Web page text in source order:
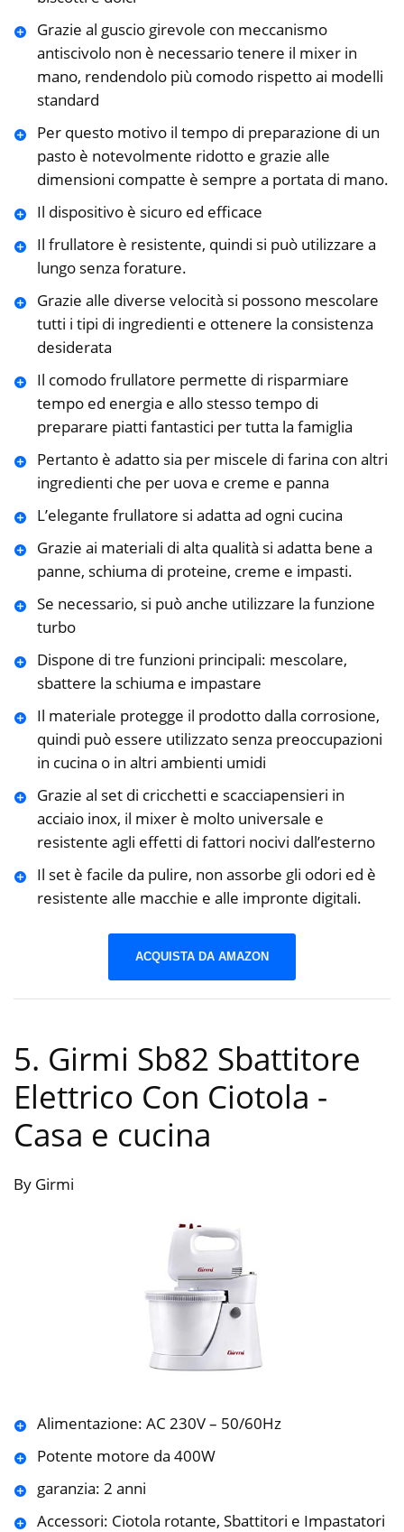
Grazie al guscio girevole con meccanismo
antiscivolo non è necessario tenere il mixer in
mano, rendendolo più comodo rispetto ai modelli
standard
Per questo motivo il tempo di preparazione di un
pasto è notevolmente ridotto e grazie alle
dimensioni compatte è sempre a portata di mano.
Il dispositivo è sicuro ed efficace
Il frullatore è resistente, quindi si può utilizzare a
lungo senza forature.
Grazie alle diverse velocità si possono mescolare
tutti i tipi di ingredienti e ottenere la consistenza
desiderata
Il comodo frullatore permette di risparmiare
tempo ed energia e allo stesso tempo di
preparare piatti fantastici per tutta la famiglia
Pertanto è adatto sia per miscele di farina con altri
ingredienti che per uova e creme e panna
L’elegante frullatore si adatta ad ogni cucina
Grazie ai materiali di alta qualità si adatta bene a
panne, schiuma di proteine, creme e impasti.
Se necessario, si può anche utilizzare la funzione
turbo
Dispone di tre funzioni principali: mescolare,
sbattere la schiuma e impastare
Il materiale protegge il prodotto dalla corrosione,
quindi può essere utilizzato senza preoccupazioni
in cucina o in altri ambienti umidi
Grazie al set di cricchetti e scacciapensieri in
acciaio inox, il mixer è molto universale e
resistente agli effetti di fattori nocivi dall’esterno
Il set è facile da pulire, non assorbe gli odori ed è
resistente alle macchie e alle impronte digitali.
ACQUISTA DA AMAZON
5. Girmi Sb82 Sbattitore
Elettrico Con Ciotola -
Casa e cucina
By Girmi
Alimentazione: AC 230V – 50/60Hz
Potente motore da 400W
garanzia: 2 anni
Accessori: Ciotola rotante, Sbattitori e Impastatori